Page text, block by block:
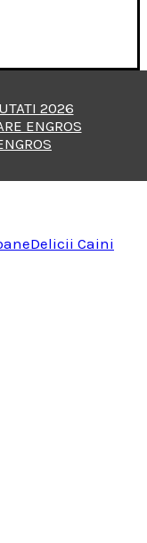
2026
ENGROS
Delicii Caini